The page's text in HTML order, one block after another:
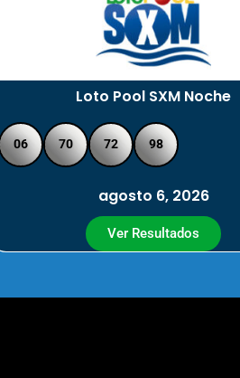
Loto Pool SXM Noche
06 70 72 98
agosto 6, 2026
Ver Resultados